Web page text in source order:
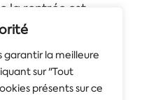
garantir la meilleure
sur "Tout
présents sur ce
la rentrée est
CFTC.
guide de lutte
sexistes et
24 juillet 2026